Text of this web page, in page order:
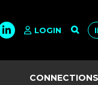
LOGIN
CONNECTIONS